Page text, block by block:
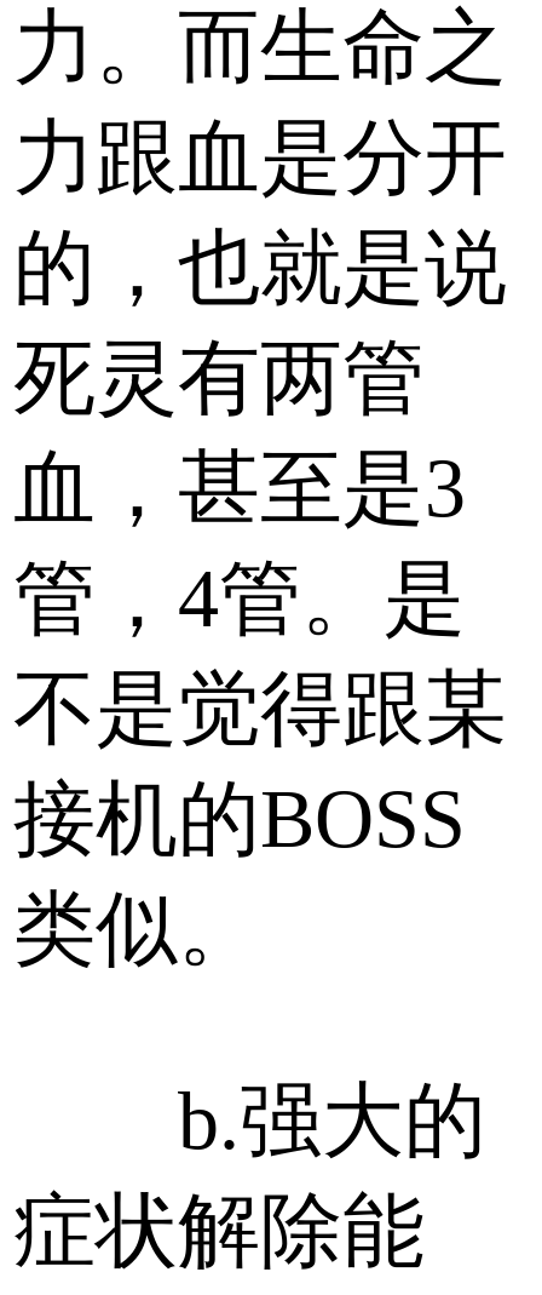
力。而生命之
力跟血是分开
的，也就是说
死灵有两管
血，甚至是3
管，4管。是
不是觉得跟某
接机的BOSS
类似。
b.强大的
症状解除能